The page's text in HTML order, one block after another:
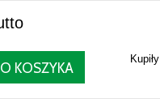
KOSZYKA
Kupiły